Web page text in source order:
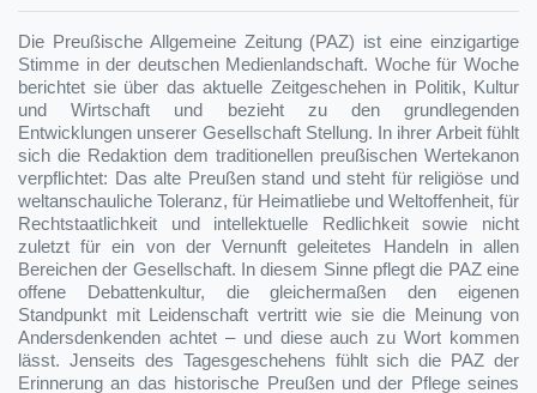
Die Preußische Allgemeine Zeitung (PAZ) ist eine einzigartige
Stimme in der deutschen Medienlandschaft. Woche für Woche
berichtet sie über das aktuelle Zeitgeschehen in Politik, Kultur
und Wirtschaft und bezieht zu den grundlegenden
Entwicklungen unserer Gesellschaft Stellung. In ihrer Arbeit fühlt
sich die Redaktion dem traditionellen preußischen Wertekanon
verpflichtet: Das alte Preußen stand und steht für religiöse und
weltanschauliche Toleranz, für Heimatliebe und Weltoffenheit, für
Rechtstaatlichkeit und intellektuelle Redlichkeit sowie nicht
zuletzt für ein von der Vernunft geleitetes Handeln in allen
Bereichen der Gesellschaft. In diesem Sinne pflegt die PAZ eine
offene Debattenkultur, die gleichermaßen den eigenen
Standpunkt mit Leidenschaft vertritt wie sie die Meinung von
Andersdenkenden achtet – und diese auch zu Wort kommen
lässt. Jenseits des Tagesgeschehens fühlt sich die PAZ der
Erinnerung an das historische Preußen und der Pflege seines